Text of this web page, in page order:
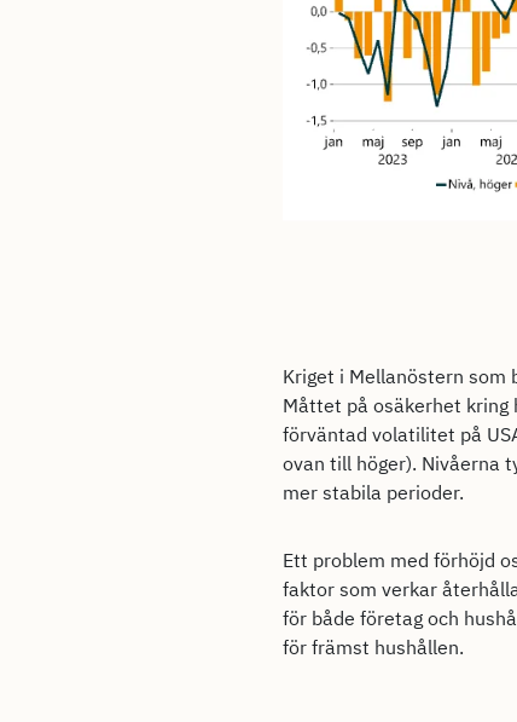
Kriget i Mellanöstern
Måttet på osäkerhet kring
förväntad volatilitet på
ovan till höger). Nivåerna
mer stabila perioder.
Ett problem med förhöjd
faktor som verkar
för både företag och
för främst hushållen.